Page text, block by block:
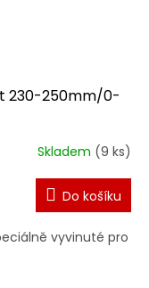
230-250mm/0-
Skladem (9 ks)
Do košíku
vyvinuté pro